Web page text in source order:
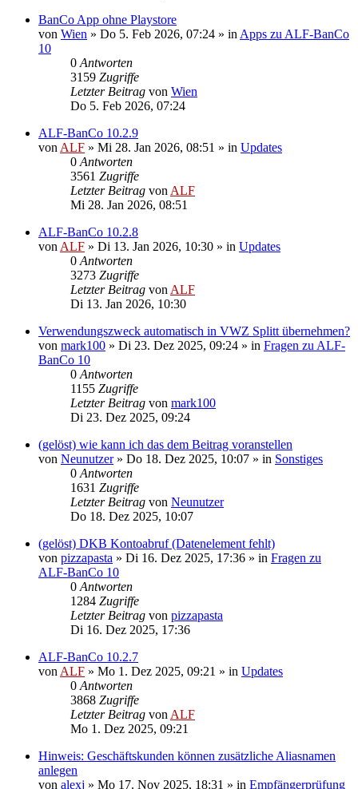
BanCo App ohne Playstore
von Wien » Do 5. Feb 2026, 07:24 » in Apps zu ALF-BanCo
10
0 Antworten
3159 Zugriffe
Letzter Beitrag von Wien
Do 5. Feb 2026, 07:24
ALF-BanCo 10.2.9
von ALF » Mi 28. Jan 2026, 08:51 » in Updates
0 Antworten
3561 Zugriffe
Letzter Beitrag von ALF
Mi 28. Jan 2026, 08:51
ALF-BanCo 10.2.8
von ALF » Di 13. Jan 2026, 10:30 » in Updates
0 Antworten
3273 Zugriffe
Letzter Beitrag von ALF
Di 13. Jan 2026, 10:30
Verwendungszweck automatisch in VWZ Splitt übernehmen?
von mark100 » Di 23. Dez 2025, 09:24 » in Fragen zu ALF-
BanCo 10
0 Antworten
1155 Zugriffe
Letzter Beitrag von mark100
Di 23. Dez 2025, 09:24
(gelöst) wie kann ich das dem Beitrag voranstellen
von Neunutzer» Do 18. Dez 2025, 10:07 » in Sonstiges
0 Antworten
1631 Zugriffe
Letzter Beitrag von Neunutzer
Do 18. Dez 2025, 10:07
(gelöst) DKB Kontoabruf (Datenelement fehlt)
von pizzapasta » Di 16. Dez 2025, 17:36 » in Fragen zu
ALF-BanCo 10
0 Antworten
1284 Zugriffe
Letzter Beitrag von pizzapasta
Di 16. Dez 2025, 17:36
ALF-BanCo 10.2.7
von ALF » Mo 1. Dez 2025, 09:21 » in Updates
0 Antworten
3868 Zugriffe
Letzter Beitrag von ALF
Mo 1. Dez 2025, 09:21
Hinweis: Geschäftskunden können zusätzliche Aliasnamen
anlegen
von alexj » Mo 17. Nov 2025, 18:31 » in Empfängerprüfung